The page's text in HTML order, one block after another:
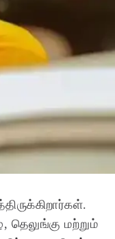
தெலுங்கு மற்றும்